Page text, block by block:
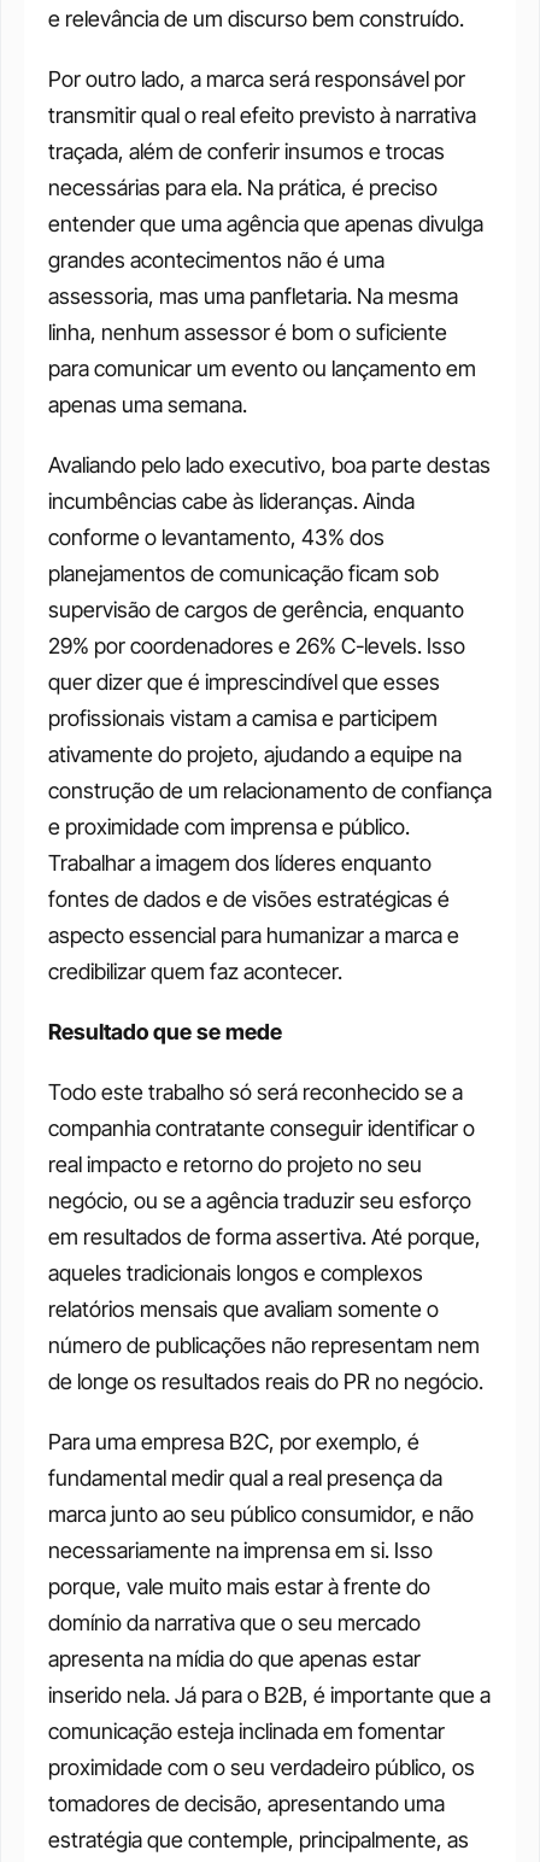
e relevância de um discurso bem construído.
Por outro lado, a marca será responsável por
transmitir qual o real efeito previsto à narrativa
traçada, além de conferir insumos e trocas
necessárias para ela. Na prática, é preciso
entender que uma agência que apenas divulga
grandes acontecimentos não é uma
assessoria, mas uma panfletaria. Na mesma
linha, nenhum assessor é bom o suficiente
para comunicar um evento ou lançamento em
apenas uma semana.
Avaliando pelo lado executivo, boa parte destas
incumbências cabe às lideranças. Ainda
conforme o levantamento, 43% dos
planejamentos de comunicação ficam sob
supervisão de cargos de gerência, enquanto
29% por coordenadores e 26% C-levels. Isso
quer dizer que é imprescindível que esses
profissionais vistam a camisa e participem
ativamente do projeto, ajudando a equipe na
construção de um relacionamento de confiança
e proximidade com imprensa e público.
Trabalhar a imagem dos líderes enquanto
fontes de dados e de visões estratégicas é
aspecto essencial para humanizar a marca e
credibilizar quem faz acontecer.
Resultado que se mede
Todo este trabalho só será reconhecido se a
companhia contratante conseguir identificar o
real impacto e retorno do projeto no seu
negócio, ou se a agência traduzir seu esforço
em resultados de forma assertiva. Até porque,
aqueles tradicionais longos e complexos
relatórios mensais que avaliam somente o
número de publicações não representam nem
de longe os resultados reais do PR no negócio.
Para uma empresa B2C, por exemplo, é
fundamental medir qual a real presença da
marca junto ao seu público consumidor, e não
necessariamente na imprensa em si. Isso
porque, vale muito mais estar à frente do
domínio da narrativa que o seu mercado
apresenta na mídia do que apenas estar
inserido nela. Já para o B2B, é importante que a
comunicação esteja inclinada em fomentar
proximidade com o seu verdadeiro público, os
tomadores de decisão, apresentando uma
estratégia que contemple, principalmente, as